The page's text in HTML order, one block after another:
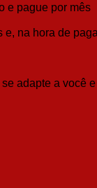
e pague por mês
na hora de
adapte a você